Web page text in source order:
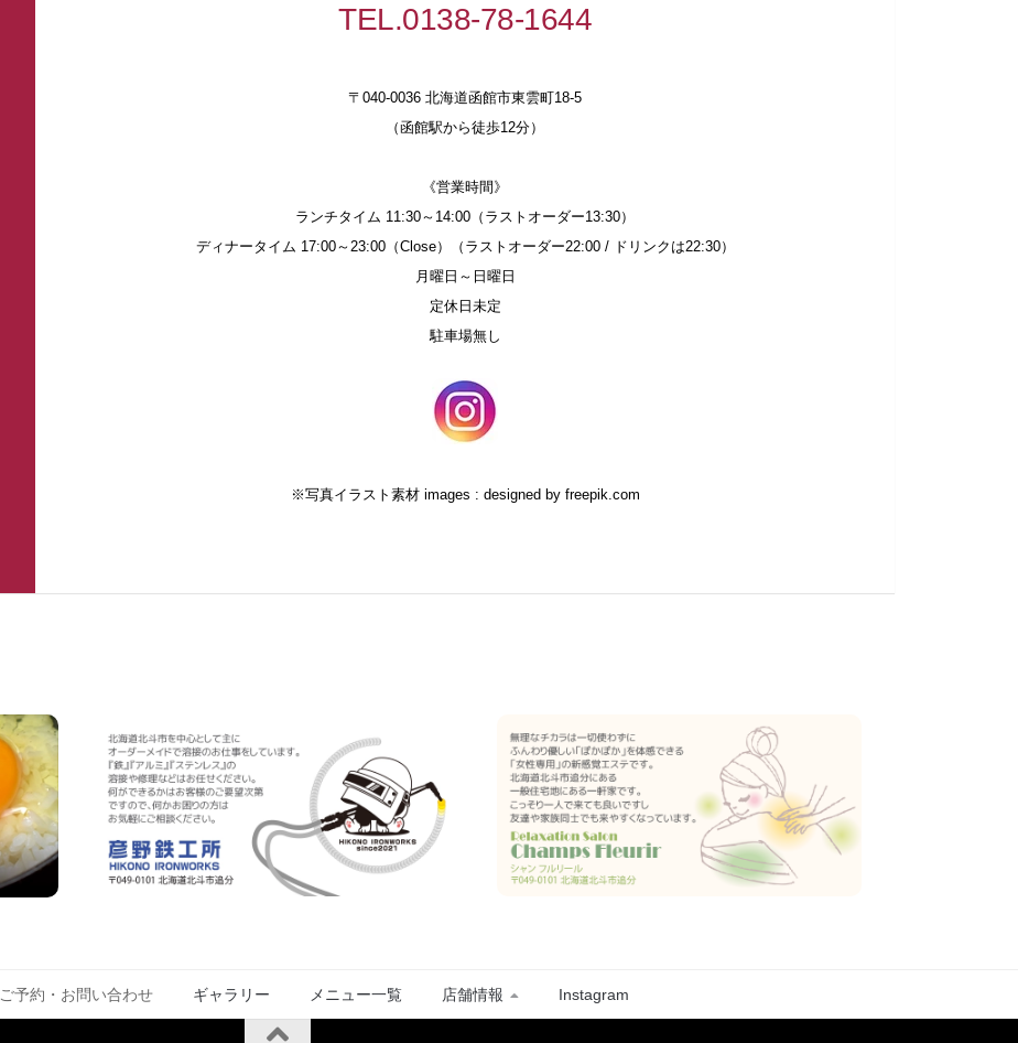
TEL.0138-78-1644
〒040-0036 北海道函館市東雲町18-5
（函館駅から徒歩12分）
《営業時間》
ランチタイム 11:30～14:00（ラストオーダー13:30）
ディナータイム 17:00～23:00（Close）（ラストオーダー22:00 / ドリンクは22:30）
月曜日～日曜日
定休日未定
駐車場無し
※写真イラスト素材 images : designed by freepik.com
ご予約・お問い合わせ ギャラリー メニュー一覧 店舗情報 Instagram